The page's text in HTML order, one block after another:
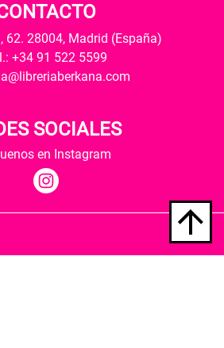
62. 28004, Madrid (España)
+34 91 522 5599
SOCIALES
en Instagram